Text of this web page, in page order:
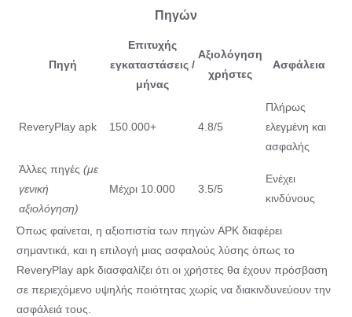
Πηγών
Πηγή
Επιτυχής
εγκαταστάσεις /
μήνας
Αξιολόγηση
χρήστες
Ασφάλεια
ReveryPlay apk 150.000+ 4.8/5
Πλήρως
ελεγμένη και
ασφαλής
Άλλες πηγές(με
γενική
αξιολόγηση)
Μέχρι 10.000 3.5/5
Ενέχει
κινδύνους
Όπως φαίνεται, η αξιοπιστία των πηγών APK διαφέρει
σημαντικά, και η επιλογή μιας ασφαλούς λύσης όπως το
ReveryPlay apk διασφαλίζει ότι οι χρήστες θα έχουν πρόσβαση
σε περιεχόμενο υψηλής ποιότητας χωρίς να διακινδυνεύουν την
ασφάλειά τους.